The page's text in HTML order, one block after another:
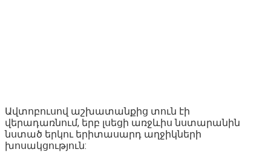
Ավտոբուսով աշխատանքից տուն էի
վերադառնում, երբ լսեցի առջևիս նստարանին
նստած երկու երիտասարդ աղջիկների
խոսակցություն: